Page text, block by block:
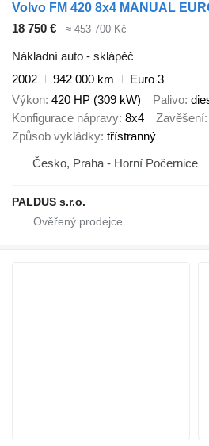
Volvo FM 420 8x4 MANUAL
18 750 €
≈ 453 700 Kč
Nákladní auto - sklápěč
2002
942 000 km
Euro 3
Výkon 420 HP (309 kW) Palivo
Konfigurace nápravy 8x4 Zavěšení
Způsob vykládky třístranný
Česko, Praha - Horní Počernice
PALDUS s.r.o.